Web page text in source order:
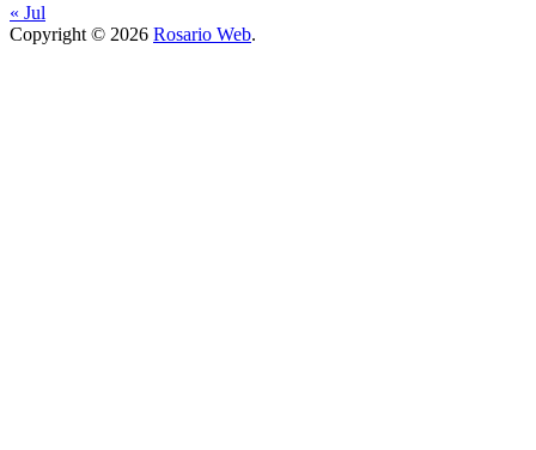
« Jul
Copyright © 2026 Rosario Web.